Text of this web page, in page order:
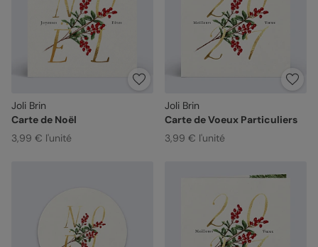
Joli Brin
Carte de Noël
3,99 € l'unité
Joli Brin
Carte de Voeux Particuliers
3,99 € l'unité